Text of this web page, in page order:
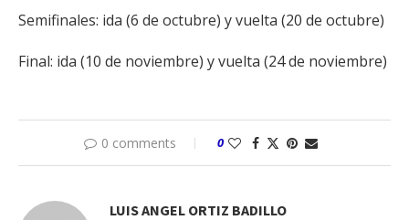
Semifinales: ida (6 de octubre) y vuelta (20 de octubre)
Final: ida (10 de noviembre) y vuelta (24 de noviembre)
0 comments 0
LUIS ANGEL ORTIZ BADILLO